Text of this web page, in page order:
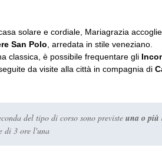
solare e cordiale, Mariagrazia
San Polo , arredata in stile veneziano.
classica, è possibile frequentare gli
da visite alla città in compagnia di
del tipo di corso sono previste una o più
di 3 ore l'una